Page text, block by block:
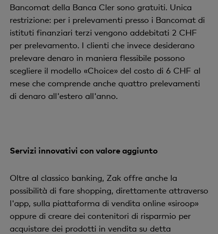
Bancomat della Banca Cler sono gratuiti. Unica
restrizione: per i prelevamenti presso i Bancomat di
istituti finanziari terzi vengono addebitati 2 CHF
per prelevamento. I clienti che invece desiderano
prelevare denaro in maniera flessibile possono
scegliere il modello «Choice» del costo di 6 CHF al
mese che comprende anche quattro prelevamenti
di denaro all'estero all'anno.
Servizi innovativi con valore aggiunto
Oltre al classico banking, Zak offre anche la
possibilità di fare shopping, direttamente attraverso
l'app, sulla piattaforma di vendita online «siroop»
oppure di creare dei contenitori di risparmio per
acquistare dei prodotti in vendita su detta